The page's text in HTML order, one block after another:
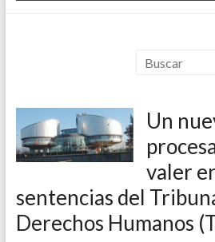
Un
valer
sentencias del
Derechos Humanos